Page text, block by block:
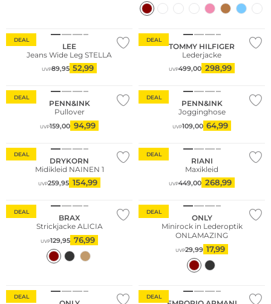
DEAL
LEE
Jeans Wide Leg STELLA
UVP89,95 52,99
DEAL
TOMMY HILFIGER
Lederjacke
UVP499,00 298,99
DEAL
PENN&INK
Pullover
UVP159,00 94,99
DEAL
PENN&INK
Jogginghose
UVP109,00 64,99
DEAL
DRYKORN
Midikleid NAINEN 1
UVP259,95 154,99
DEAL
RIANI
Maxikleid
UVP449,00 268,99
DEAL
BRAX
Strickjacke ALICIA
UVP129,95 76,99
DEAL
ONLY
Minirock in Lederoptik
ONLAMAZING
UVP29,99 17,99
DEAL DEAL